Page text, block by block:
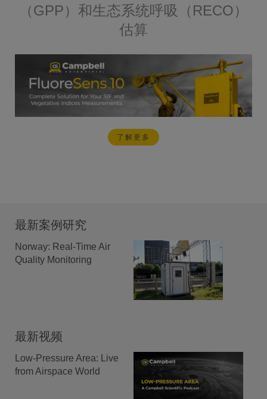
（GPP）和生态系统呼吸（RECO）
估算
了解更多
最新案例研究
Norway: Real-Time Air
Quality Monitoring
最新视频
Low-Pressure Area: Live
from Airspace World